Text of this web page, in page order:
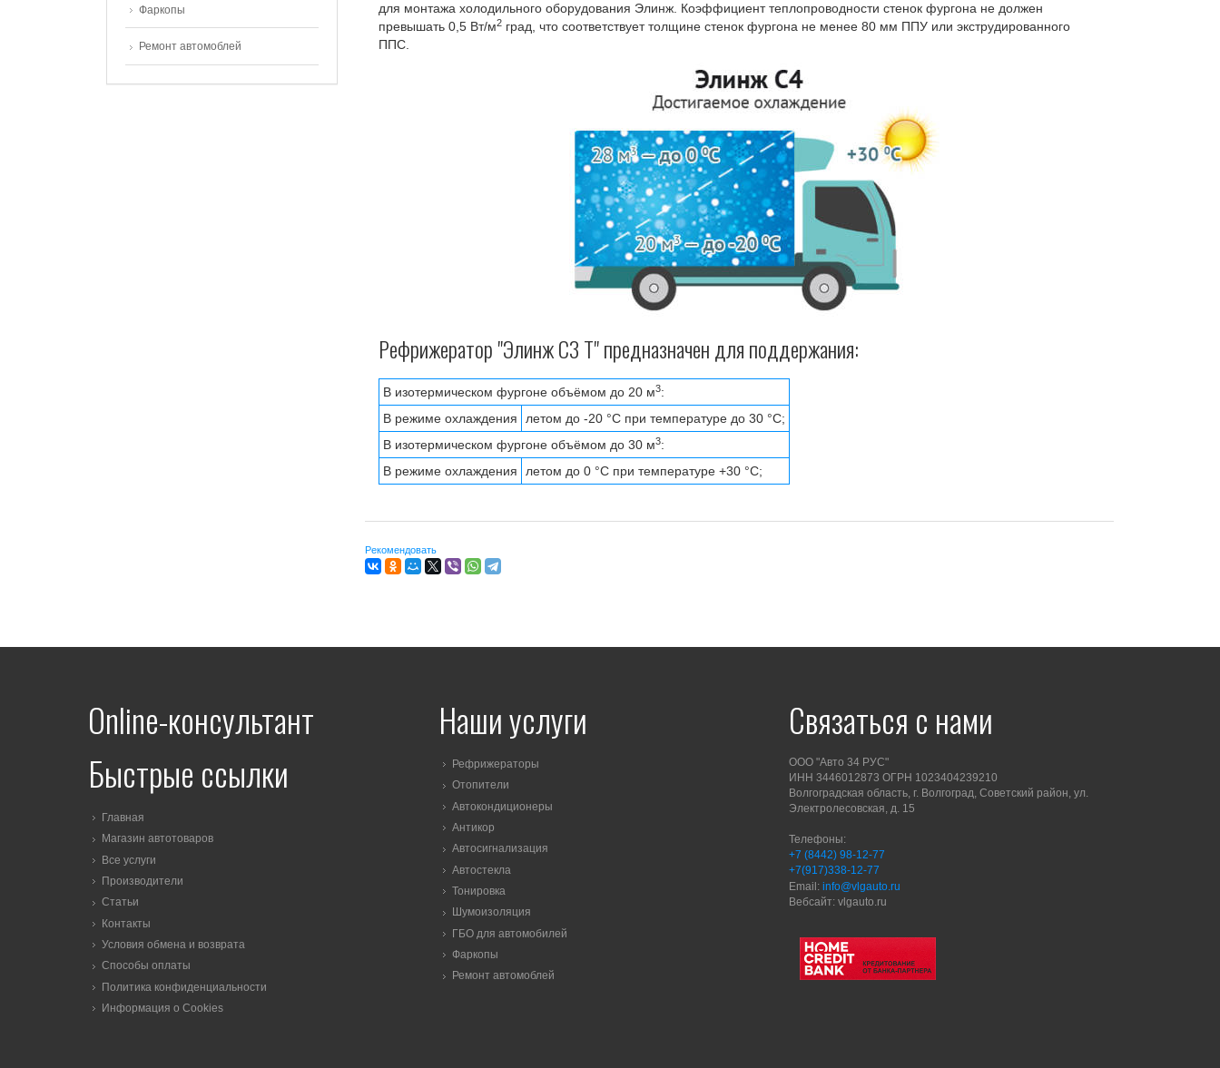
для монтажа холодильного оборудования Элинж. Коэффициент теплопроводности стенок фургона не должен
превышать 0,5 Вт/м2 град, что соответствует толщине стенок фургона не менее 80 мм ППУ или экструдированного
ППС.
Рефрижератор "Элинж С3 Т" предназначен для поддержания:
В изотермическом фургоне объёмом до 20 м3:
В режиме охлаждения
летом до -20 °С при температуре до 30 °С;
В изотермическом фургоне объёмом до 30 м3:
В режиме охлаждения
летом до 0 °С при температуре +30 °С;
Рекомендовать
Фаркопы
Ремонт автомоблей
Online-консультант
Быстрые ссылки
Главная
Магазин автотоваров
Все услуги
Производители
Статьи
Контакты
Условия обмена и возврата
Способы оплаты
Политика конфиденциальности
Информация о Cookies
Наши услуги
Рефрижераторы
Отопители
Автокондиционеры
Антикор
Автосигнализация
Автостекла
Тонировка
Шумоизоляция
ГБО для автомобилей
Фаркопы
Ремонт автомоблей
Связаться с нами
ООО "Авто 34 РУС"
ИНН 3446012873 ОГРН 1023404239210
Волгоградская область, г. Волгоград, Советский район, ул.
Электролесовская, д. 15
Телефоны:
+7 (8442) 98-12-77
+7(917)338-12-77
Email:info@vlgauto.ru
Вебсайт: vlgauto.ru